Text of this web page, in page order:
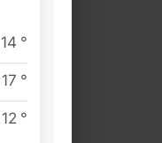
14 °
17 °
12 °